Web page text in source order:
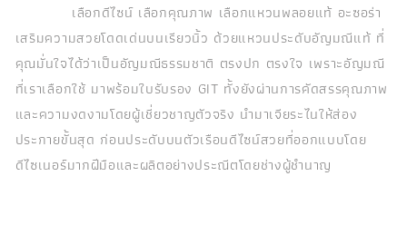
เลือกดีไซน์ เลือกคุณภาพ เลือกแหวนพลอยแท้ อะซอร่า
เสริมความสวยโดดเด่นบนเรียวนิ้ว ด้วยแหวนประดับอัญมณีแท้ ที่
คุณมั่นใจได้ว่าเป็นอัญมณีธรรมชาติ ตรงปก ตรงใจ เพราะอัญมณี
ที่เราเลือกใช้ มาพร้อมใบรับรอง GIT ทั้งยังผ่านการคัดสรรคุณภาพ
และความงดงามโดยผู้เชี่ยวชาญตัวจริง นำมาเจียระไนให้ส่อง
ประกายขั้นสุด ก่อนประดับบนตัวเรือนดีไซน์สวยที่ออกแบบโดย
ดีไซเนอร์มากฝีมือและผลิตอย่างประณีตโดยช่างผู้ชำนาญ